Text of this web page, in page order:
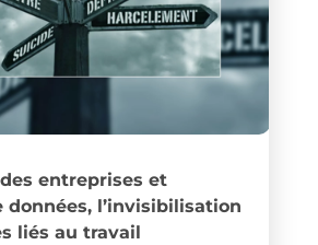
entreprises et
données, l’invisibilisation
liés au travail